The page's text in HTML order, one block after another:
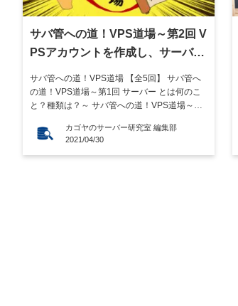
サバ管への道！VPS道場～第2回 V
PSアカウントを作成し、サーバー
サバ管への道！VPS道場 【全5回】 サバ管へ
の道！VPS道場～第1回 サーバー とは何のこ
と？種類は？～ サバ管への道！VPS道場～第2
する～ サバ管への道！VPS道場～第3回 LAMP
環境の構築 ‐ LAMPって何？ ‐ ～ サバ管への
道！VPS道場～第4回 LAMP […]
カゴヤのサーバー研究室 編集部
2021/04/30